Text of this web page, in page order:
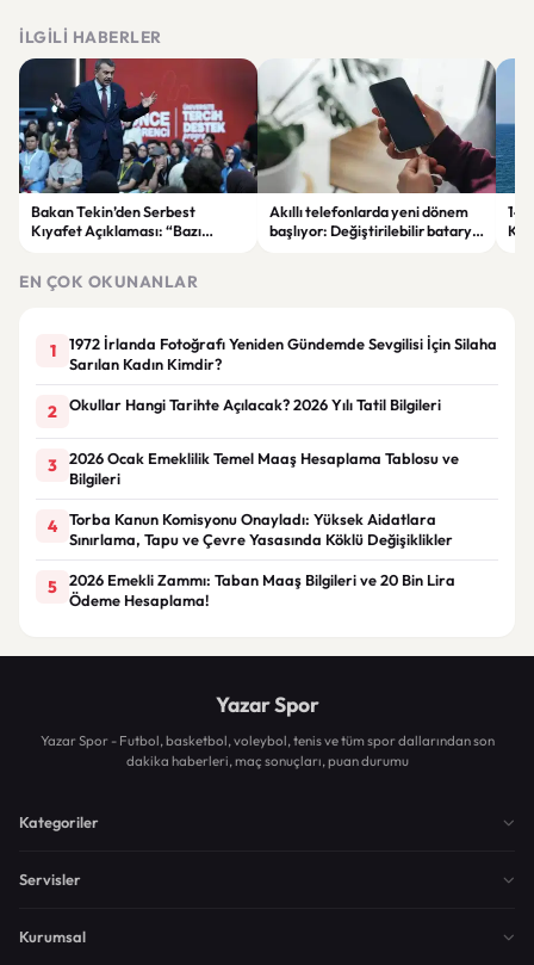
İLGILI HABERLER
Bakan Tekin’den Serbest
Kıyafet Açıklaması: “Bazı
Akıllı telefonlarda yeni dönem
başlıyor: Değiştirilebilir batarya
146
EN ÇOK OKUNANLAR
1
1972 İrlanda Fotoğrafı Yeniden Gündemde Sevgilisi İçin Silaha
Sarılan Kadın Kimdir?
2 Okullar Hangi Tarihte Açılacak? 2026 Yılı Tatil Bilgileri
3
2026 Ocak Emeklilik Temel Maaş Hesaplama Tablosu ve
Bilgileri
4
Torba Kanun Komisyonu Onayladı: Yüksek Aidatlara
Sınırlama, Tapu ve Çevre Yasasında Köklü Değişiklikler
5
2026 Emekli Zammı: Taban Maaş Bilgileri ve 20 Bin Lira
Ödeme Hesaplama!
Yazar Spor
Yazar Spor - Futbol, basketbol, voleybol, tenis ve tüm spor dallarından son
dakika haberleri, maç sonuçları, puan durumu
Kategoriler
Servisler
Kurumsal